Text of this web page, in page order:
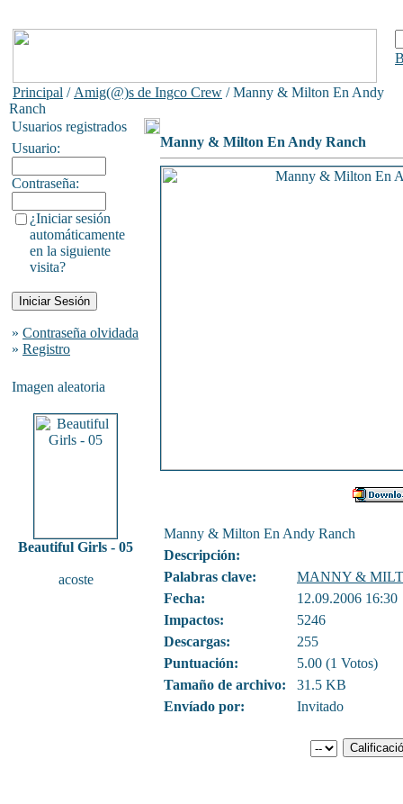
Principal / Amig(@)s de Ingco Crew / Manny & Milton En Andy
Ranch
Usuarios registrados
Usuario:
Contraseña:
¿Iniciar sesión
automáticamente
en la siguiente
visita?
» Contraseña olvidada
» Registro
Imagen aleatoria
Beautiful Girls - 05
acoste
Manny & Milton En Andy Ranch
Manny & Milton En Andy Ranch
Descripción:
Palabras clave:
MANNY &
Fecha:
12.09.2006 16:30
Impactos:
5246
Descargas:
255
Puntuación:
5.00 (1 Votos)
Tamaño de archivo:
31.5 KB
Envíado por:
Invitado